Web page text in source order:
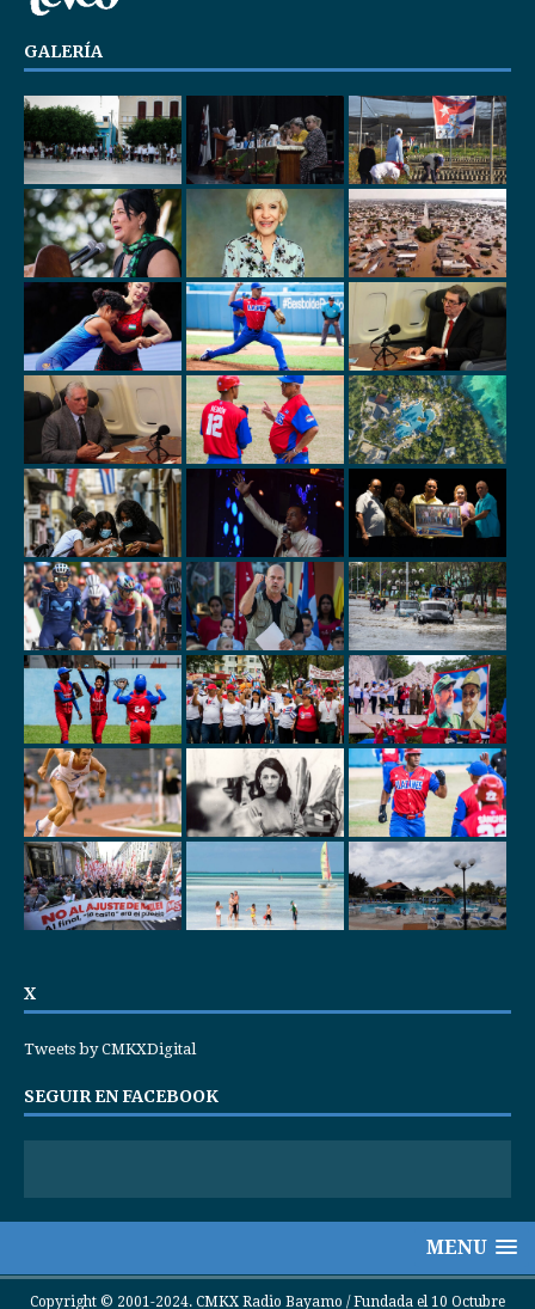
GALERÍA
X
Tweets by CMKXDigital
SEGUIR EN FACEBOOK
MENU
Copyright © 2001-2024. CMKX Radio Bayamo / Fundada el 10 Octubre